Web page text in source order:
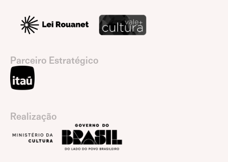
Parceiro Estratégico
Realização